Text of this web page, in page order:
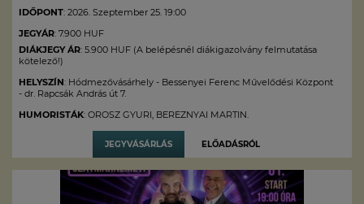
IDŐPONT: 2026. Szeptember 25. 19:00
JEGYÁR: 7.900 HUF
DIÁKJEGY ÁR: 5.900 HUF (A belépésnél diákigazolvány felmutatása
kötelező!)
HELYSZÍN: Hódmezővásárhely - Bessenyei Ferenc Művelődési Központ
- dr. Rapcsák András út 7.
HUMORISTÁK: OROSZ GYURI, BEREZNYAI MARTIN.
JEGYVÁSÁRLÁS ELŐADÁSRÓL